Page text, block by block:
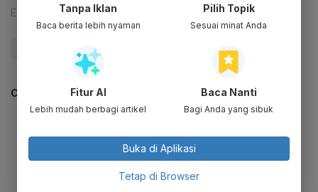
Editor: Yuliawati
CEK JUGA DATA INI
Tanpa Iklan
Baca berita lebih nyaman
Pilih Topik
Sesuai minat Anda
Fitur AI
Lebih mudah berbagi artikel
Baca Nanti
Bagi Anda yang sibuk
Buka di Aplikasi
Tetap di Browser